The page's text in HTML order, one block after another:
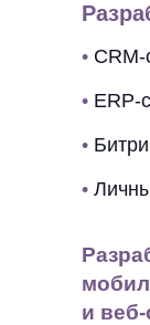
•
•
•
• ERP-
и